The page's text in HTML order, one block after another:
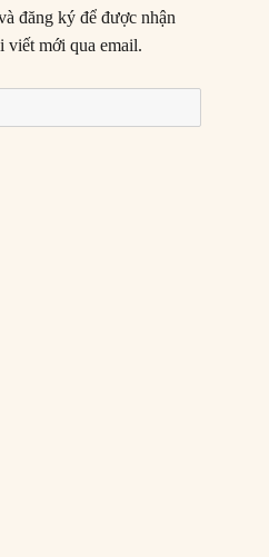
đăng ký để được nhận
viết mới qua email.